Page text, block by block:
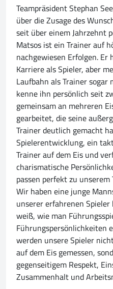
Teampräsident Stephan
über die Zusage des
seit über einem Jahrzehnt
Matsos ist ein Trainer auf
nachgewiesen Erfolgen.
Karriere als Spieler, aber
Laufbahn als Trainer
kenne ihn persönlich seit
gemeinsam an mehreren
gearbeitet, die seine
Trainer deutlich gemacht
Spielerentwicklung, ein
Trainer auf dem Eis und
charismatische
passen perfekt zu
Wir haben eine junge
unserer erfahrenen
weiß, wie man
Führungspersönlichkeiten
werden unsere Spieler
auf dem Eis gemessen,
gegenseitigem Respekt,
Zusammenhalt und